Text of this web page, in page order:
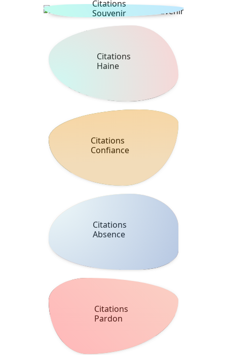
Citations
Souvenir
Citations
Haine
Citations
Confiance
Citations
Absence
Citations
Pardon